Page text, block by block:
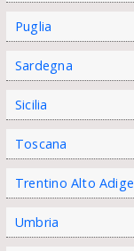
Puglia
Sardegna
Sicilia
Toscana
Trentino Alto Adige
Umbria